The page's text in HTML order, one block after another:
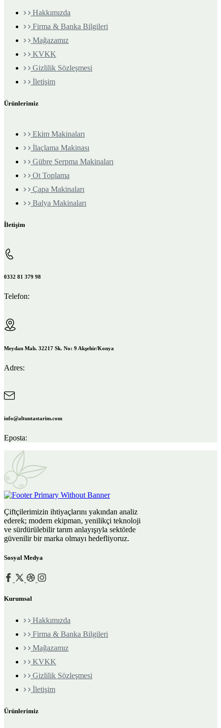
Hakkımızda
Firma & Banka Bilgileri
Mağazamız
KVKK
Gizlilik Sözleşmesi
İletişim
Ürünlerimiz
Ekim Makinaları
İlaçlama Makinası
Gübre Serpma Makinaları
Ot Toplama
Çapa Makinaları
Balya Makinaları
İletişim
0332 81 379 98
Telefon:
Meydan Mah. 32217 Sk. No: 9 Akşehir/Konya
Adres:
info@altuntastarim.com
Eposta:
Çiftçilerimizin ihtiyaçlarını yakından analiz
ederek; modern ekipman, yenilikçi teknoloji
ve sürdürülebilir tarım anlayışıyla sektörde
güvenilir bir marka olmayı hedefliyoruz.
Sosyal Medya
Kurumsal
Hakkımızda
Firma & Banka Bilgileri
Mağazamız
KVKK
Gizlilik Sözleşmesi
İletişim
Ürünlerimiz